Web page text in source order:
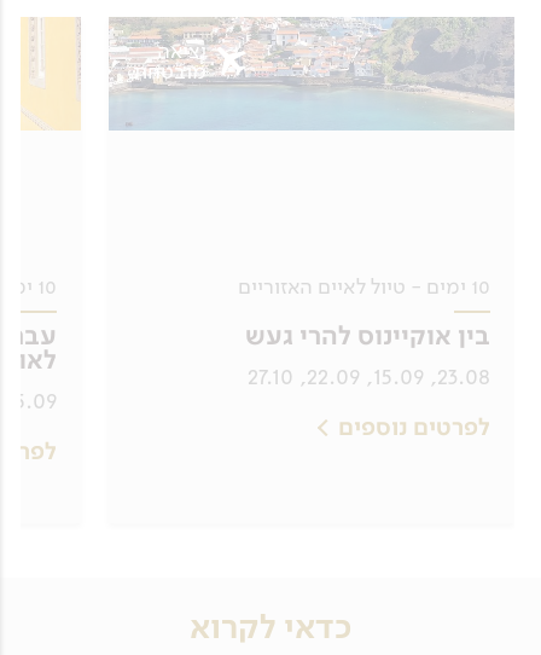
10 ימים - טיול לאיים האזוריים
בין אוקיינוס להרי געש
23.08, 15.09, 22.09, 27.10
לפרטים נוספים
יציאה
מובטחת
10 ימים - טיול לפורטוגל
עבר
15.09, 27.09
כדאי לקרוא